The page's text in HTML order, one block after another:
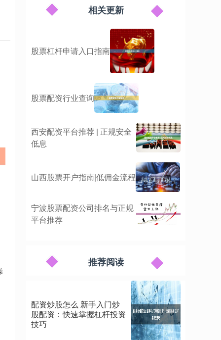
相关更新
股票杠杆申请入口指南
股票配资行业查询
西安配资平台推荐 | 正规安全
低息
山西股票开户指南|低佣金流程
宁波股票配资公司排名与正规
平台推荐
推荐阅读
配资炒股怎么 新手入门炒
股配资：快速掌握杠杆投资
技巧